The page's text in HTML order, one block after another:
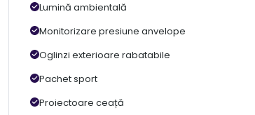
Lumină ambientală
Monitorizare presiune anvelope
Oglinzi exterioare rabatabile
Pachet sport
Proiectoare ceață